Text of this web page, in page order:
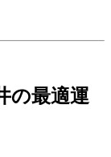
の最適運